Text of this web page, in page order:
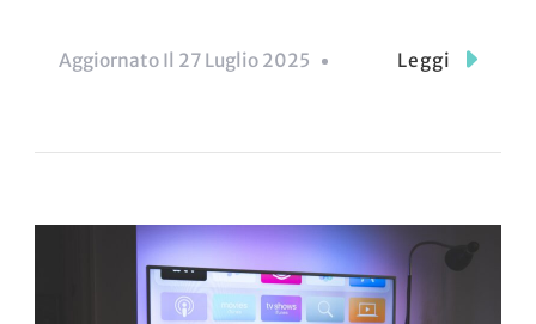
Aggiornato Il 27 Luglio 2025 Leggi